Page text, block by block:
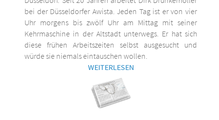
bei der Düsseldorfer Awista. Jeden Tag ist er von vier
Uhr morgens bis zwölf Uhr am Mittag mit seiner
Kehrmaschine in der Altstadt unterwegs. Er hat sich
diese frühen Arbeitszeiten selbst ausgesucht und
würde sie niemals eintauschen wollen.
WEITERLESEN